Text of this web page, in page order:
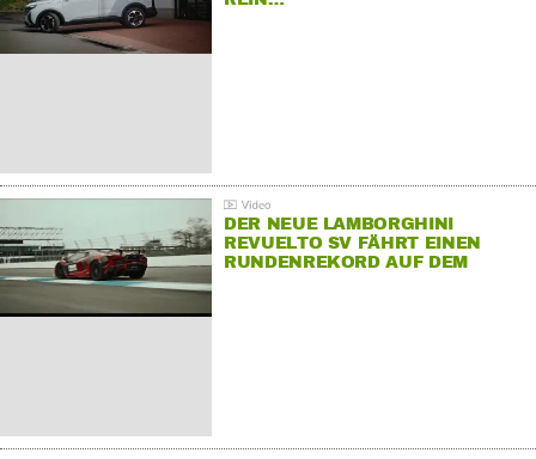
DER NEUE LAMBORGHINI
REVUELTO SV FÄHRT EINEN
RUNDENREKORD AUF DEM